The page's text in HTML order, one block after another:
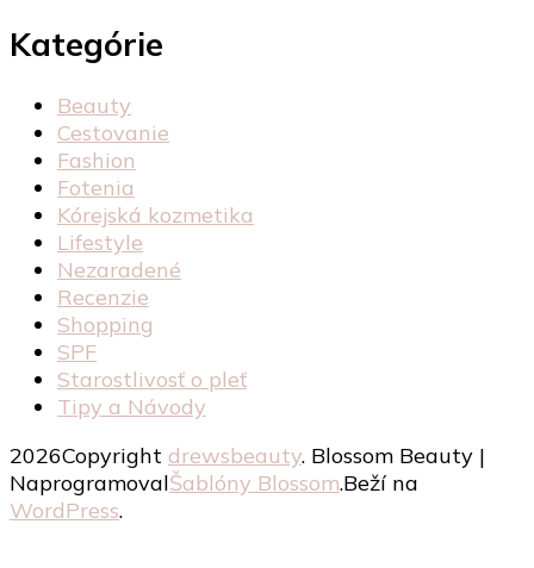
Kategórie
Beauty
Cestovanie
Fashion
Fotenia
Kórejská kozmetika
Lifestyle
Nezaradené
Recenzie
Shopping
SPF
Starostlivosť o pleť
Tipy a Návody
2026Copyright drewsbeauty. Blossom Beauty |
NaprogramovalŠablóny Blossom.Beží na
WordPress.